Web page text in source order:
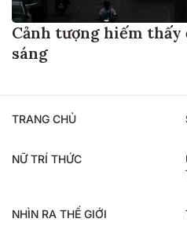
Cảnh tượng hiếm thấy
sáng
TRANG CHỦ
NỮ TRÍ THỨC
NHÌN RA THẾ GIỚI